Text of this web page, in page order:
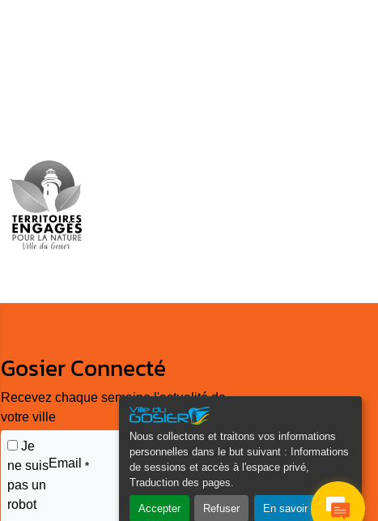
Nous collectons et traitons vos informations
personnelles dans le but suivant :
Informations
de sessions et accès à l'espace privé,
Traduction des pages
Accepter Refuser En savoir plus
Gosier Connecté
Recevez chaque semaine l'actualité de
votre ville
Je
ne suis
pas un
robot
Email *